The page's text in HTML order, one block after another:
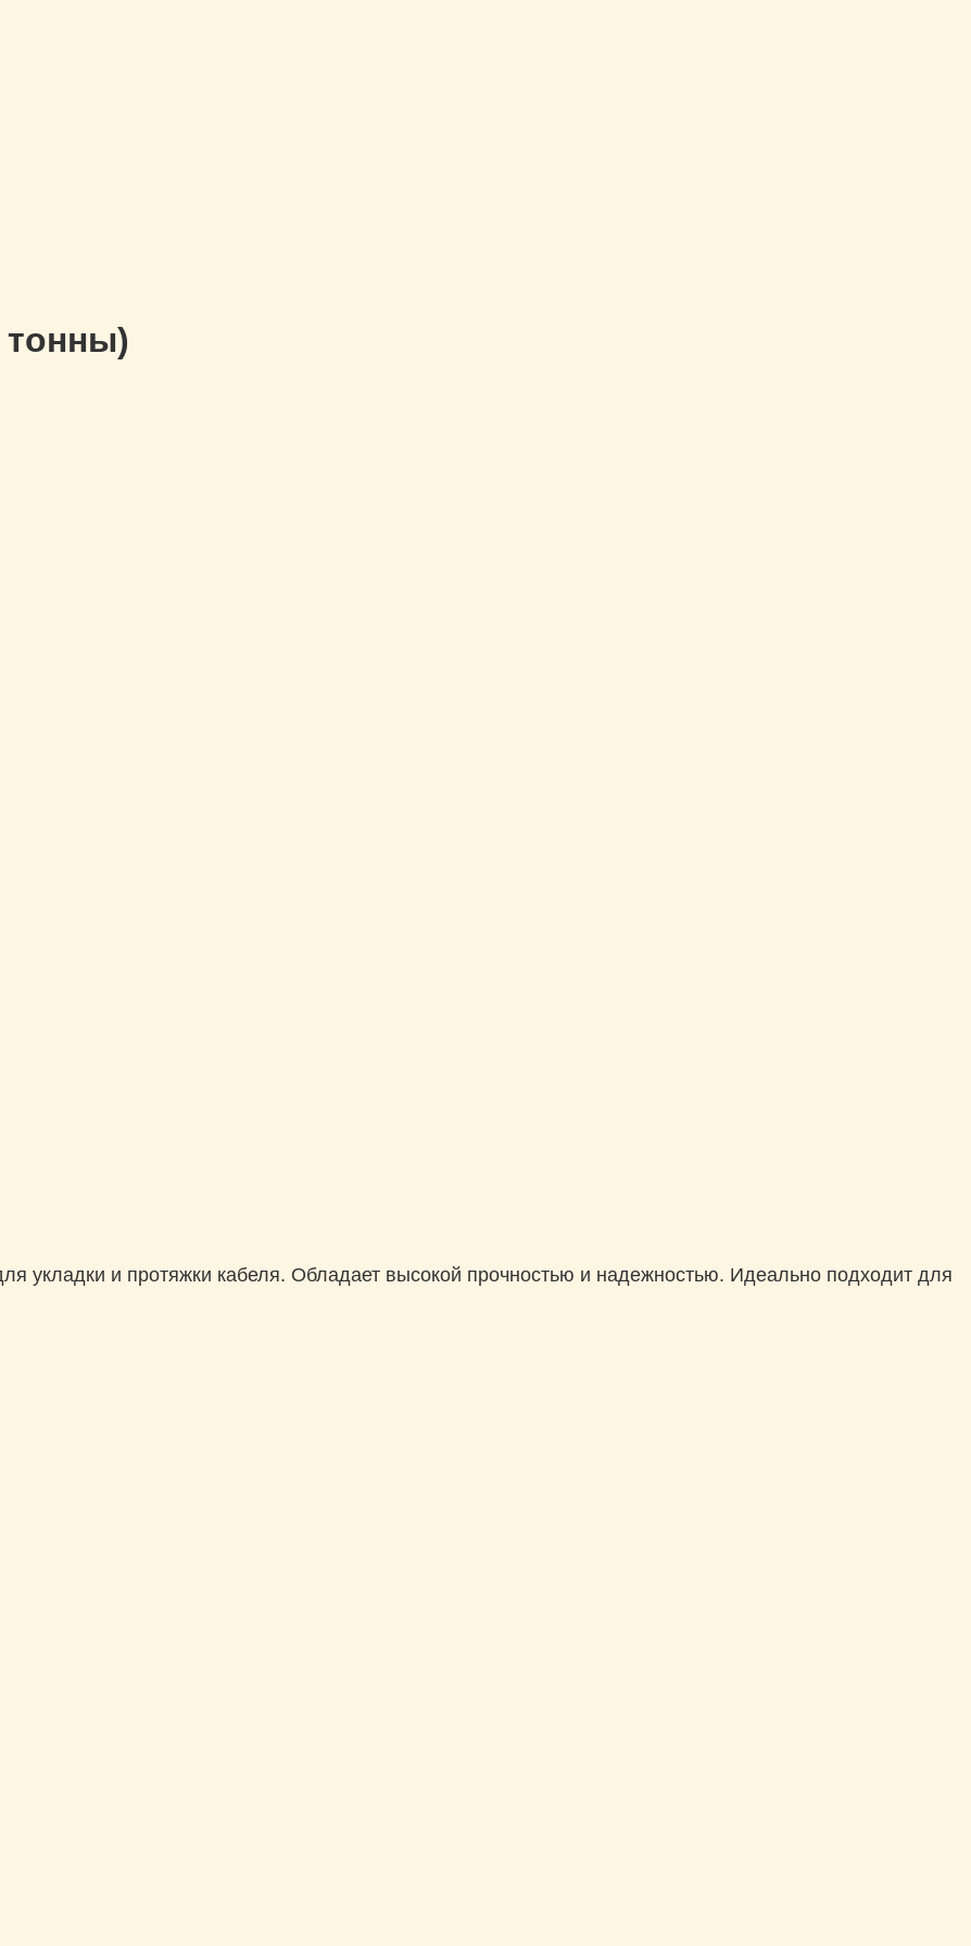
тонны)
укладки и протяжки кабеля. Обладает высокой прочностью и надежностью. Идеально подходит для